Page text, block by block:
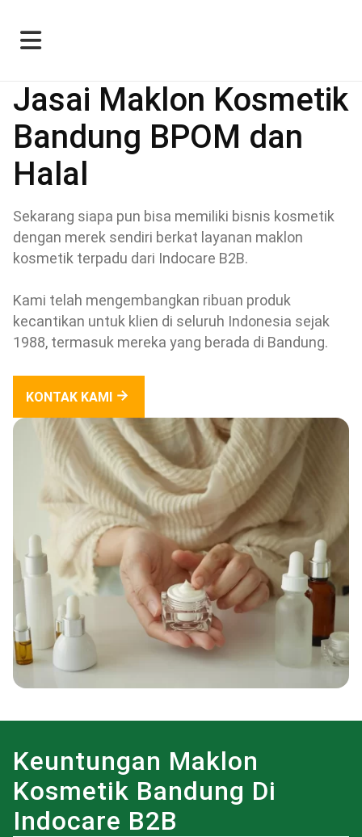
Jasai Maklon Kosmetik
Bandung BPOM dan
Halal
Sekarang siapa pun bisa memiliki bisnis kosmetik
dengan merek sendiri berkat layanan maklon
kosmetik terpadu dari Indocare B2B.
Kami telah mengembangkan ribuan produk
kecantikan untuk klien di seluruh Indonesia sejak
1988, termasuk mereka yang berada di Bandung.
KONTAK KAMI
Keuntungan Maklon
Kosmetik Bandung Di
Indocare B2B